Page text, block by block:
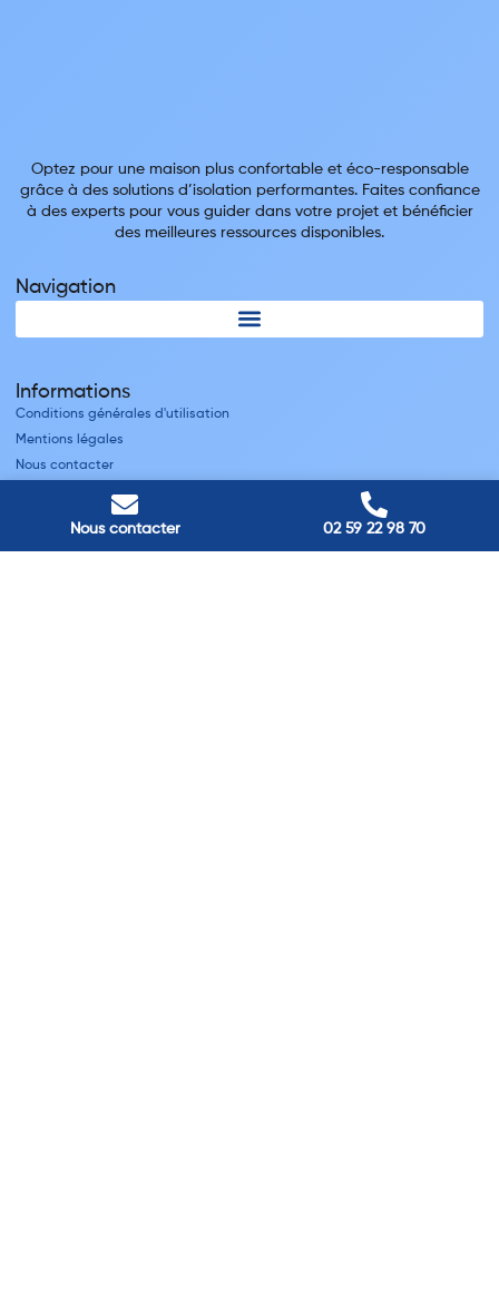
Nous contacter 02 59 22 98 70
Optez pour une maison plus confortable et éco-responsable
grâce à des solutions d’isolation performantes. Faites confiance
à des experts pour vous guider dans votre projet et bénéficier
des meilleures ressources disponibles.
Navigation
Informations
Conditions générales d'utilisation
Mentions légales
Nous contacter